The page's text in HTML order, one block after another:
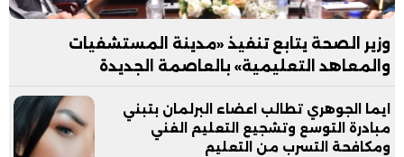
وزير الصحة يتابع تنفيذ «مدينة المستشفيات
والمعاهد التعليمية» بالعاصمة الجديدة
ايما الجوهري تطالب اعضاء البرلمان بتبني
مبادرة التوسع وتشجيع التعليم الفني
ومكافحة التسرب من التعليم